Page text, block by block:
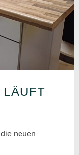
LÄUFT
neuen